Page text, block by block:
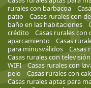
rurales con barbacoa
patio
Casas rurales con
baño en las habitaciones
crédito
Casas rurales
aparcamiento
Casas
para minusválidos
Casas
Casas rurales con
WIFI
Casas rurales con
pelo
Casas rurales con
Casas rurales aptas para